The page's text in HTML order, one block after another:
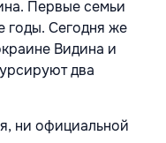
Первые семьи
годы. Сегодня же
Видина и
два
ни официальной